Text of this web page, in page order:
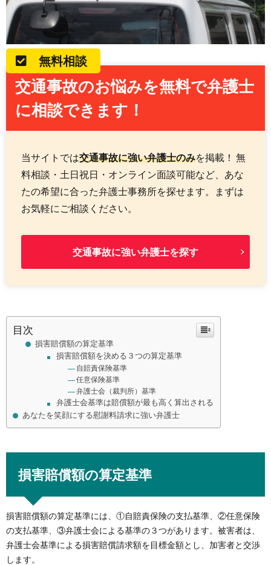
無料相談
交通事故のお悩みを無料で弁護士
に相談できます！
当サイトでは交通事故に強い弁護士のみを掲載！ 無
料相談・土日祝日・オンライン面談可能など、あな
たの希望に合った弁護士事務所を探せます。まずは
お気軽にご相談ください。
交通事故に強い弁護士を探す
目次
損害賠償額の算定基準
損害賠償額を決める３つの算定基準
自賠責保険基準
任意保険基準
弁護士会（裁判所）基準
弁護士会基準は賠償額が最も高く算出される
あなたを笑顔にする慰謝料請求に強い弁護士
損害賠償額の算定基準
損害賠償額の算定基準には、①自賠責保険の支払基準、②任意保険
の支払基準、③弁護士会による基準の３つがあります。被害者は、
弁護士会基準による損害賠償請求額を目標金額とし、加害者と交渉
します。